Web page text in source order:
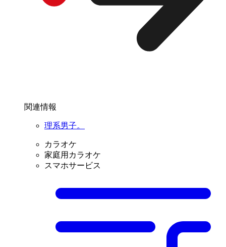
関連情報
理系男子。
カラオケ
家庭用カラオケ
スマホサービス